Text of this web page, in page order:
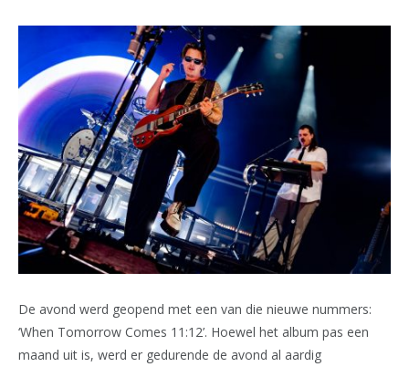
De avond werd geopend met een van die nieuwe nummers:
‘When Tomorrow Comes 11:12’. Hoewel het album pas een
maand uit is, werd er gedurende de avond al aardig